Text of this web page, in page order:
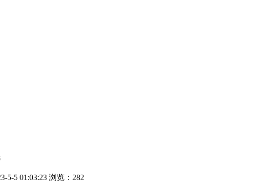
5-5 01:03:23 浏览：282